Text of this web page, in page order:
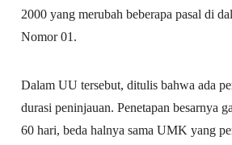
2000 yang merubah beberapa pasal di
Nomor 01.
Dalam UU tersebut, ditulis bahwa ada
durasi peninjauan. Penetapan besarnya
60 hari, beda halnya sama UMK yang